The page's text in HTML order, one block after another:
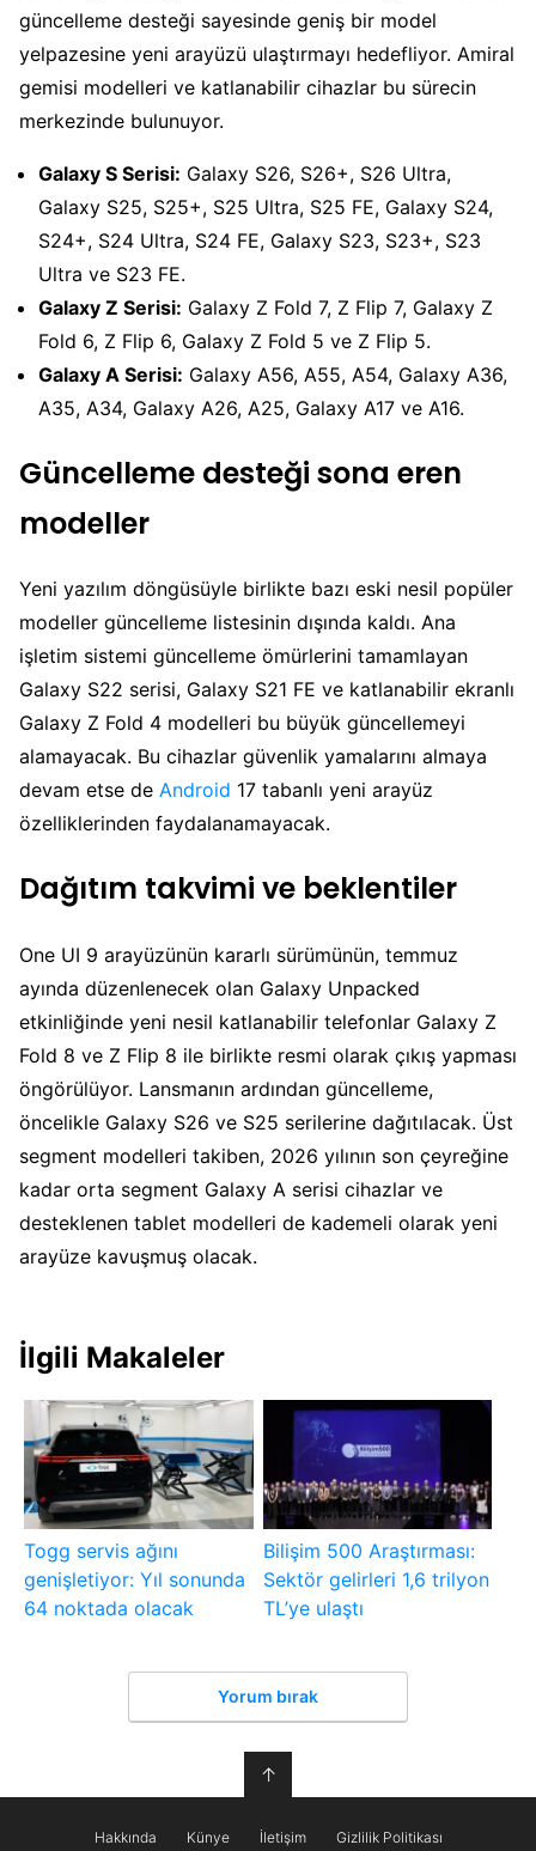
güncelleme desteği sayesinde geniş bir model
yelpazesine yeni arayüzü ulaştırmayı hedefliyor. Amiral
gemisi modelleri ve katlanabilir cihazlar bu sürecin
merkezinde bulunuyor.
Galaxy S Serisi: Galaxy S26, S26+, S26 Ultra,
Galaxy S25, S25+, S25 Ultra, S25 FE, Galaxy S24,
S24+, S24 Ultra, S24 FE, Galaxy S23, S23+, S23
Ultra ve S23 FE.
Galaxy Z Serisi: Galaxy Z Fold 7, Z Flip 7, Galaxy Z
Fold 6, Z Flip 6, Galaxy Z Fold 5 ve Z Flip 5.
Galaxy A Serisi: Galaxy A56, A55, A54, Galaxy A36,
A35, A34, Galaxy A26, A25, Galaxy A17 ve A16.
Güncelleme desteği sona eren
modeller
Yeni yazılım döngüsüyle birlikte bazı eski nesil popüler
modeller güncelleme listesinin dışında kaldı. Ana
işletim sistemi güncelleme ömürlerini tamamlayan
Galaxy S22 serisi, Galaxy S21 FE ve katlanabilir ekranlı
Galaxy Z Fold 4 modelleri bu büyük güncellemeyi
alamayacak. Bu cihazlar güvenlik yamalarını almaya
devam etse de Android 17 tabanlı yeni arayüz
özelliklerinden faydalanamayacak.
Dağıtım takvimi ve beklentiler
One UI 9 arayüzünün kararlı sürümünün, temmuz
ayında düzenlenecek olan Galaxy Unpacked
etkinliğinde yeni nesil katlanabilir telefonlar Galaxy Z
Fold 8 ve Z Flip 8 ile birlikte resmi olarak çıkış yapması
öngörülüyor. Lansmanın ardından güncelleme,
öncelikle Galaxy S26 ve S25 serilerine dağıtılacak. Üst
segment modelleri takiben, 2026 yılının son çeyreğine
kadar orta segment Galaxy A serisi cihazlar ve
desteklenen tablet modelleri de kademeli olarak yeni
arayüze kavuşmuş olacak.
İlgili Makaleler
Togg servis ağını
genişletiyor: Yıl sonunda
64 noktada olacak
Bilişim 500 Araştırması:
Sektör gelirleri 1,6 trilyon
TL’ye ulaştı
Yorum bırak
↑
Hakkında Künye İletişim Gizlilik Politikası